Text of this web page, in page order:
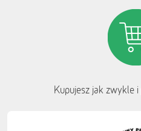
Kupujesz jak zwykle i